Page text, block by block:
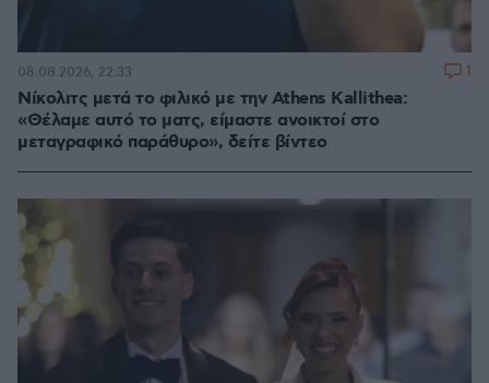
Νίκολιτς μετά το φιλικό με την Athens Kallithea:
«Θέλαμε αυτό το ματς, είμαστε ανοικτοί στο
μεταγραφικό παράθυρο», δείτε βίντεο
08.08.2026, 22:33 1